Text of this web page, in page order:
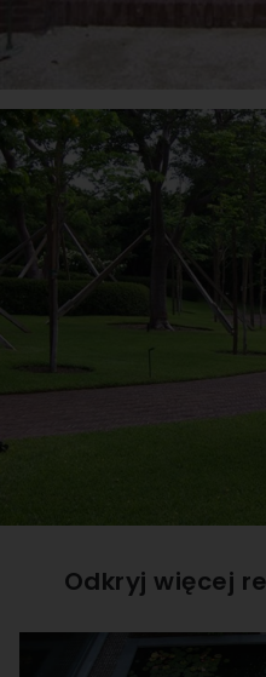
Odkryj więcej